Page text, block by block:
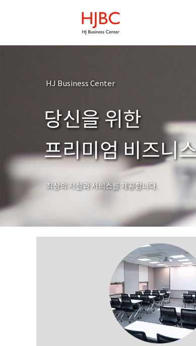
HJ Business Center
당신을 위한
프리미엄 비즈니
최상의 시설과 서비스를 제공합니다.